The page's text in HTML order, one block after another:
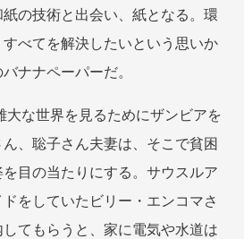
の技術と出会い、紙となる。環
べてを解決したいという思いか
ナナペーパーだ。
大な世界を見るためにザンビアを
、聡子さん夫妻は、そこで貧困
目の当たりにする。サウスルア
をしていたビリー・エンコマさ
てもらうと、家に電気や水道は